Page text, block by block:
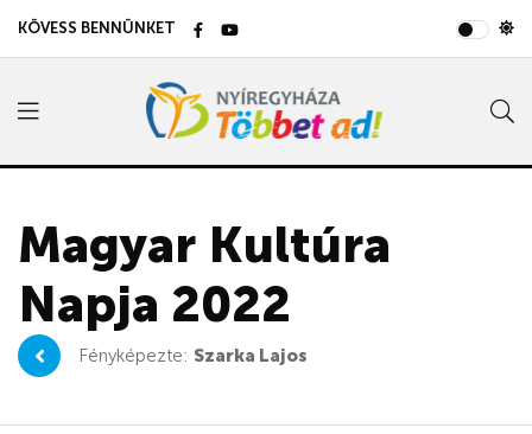
KÖVESS BENNÜNKET
Magyar Kultúra
Napja 2022
Fényképezte: Szarka Lajos